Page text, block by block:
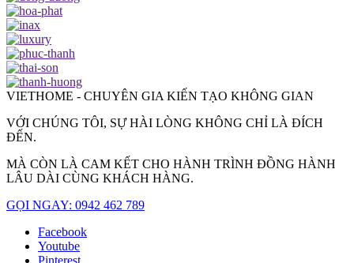
VIETHOME - CHUYÊN GIA KIẾN TẠO KHÔNG GIAN
VỚI CHÚNG TÔI, SỰ HÀI LÒNG KHÔNG CHỈ LÀ ĐÍCH
ĐẾN.
MÀ CÒN LÀ CAM KẾT CHO HÀNH TRÌNH ĐỒNG HÀNH
LÂU DÀI CÙNG KHÁCH HÀNG.
GỌI NGAY: 0942 462 789
Facebook
Youtube